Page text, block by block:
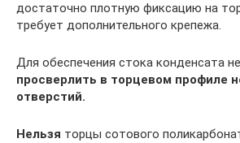
достаточно плотную фиксацию на
требует дополнительного крепежа.
Для обеспечения стока конденсата
просверлить в торцевом профиле
отверстий.
Нельзя торцы сотового